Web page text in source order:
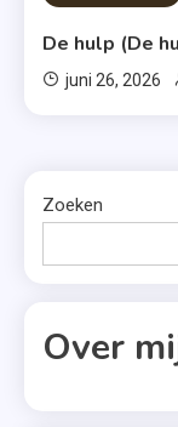
De hulp (De
juni 26, 2026
Zoeken
Over